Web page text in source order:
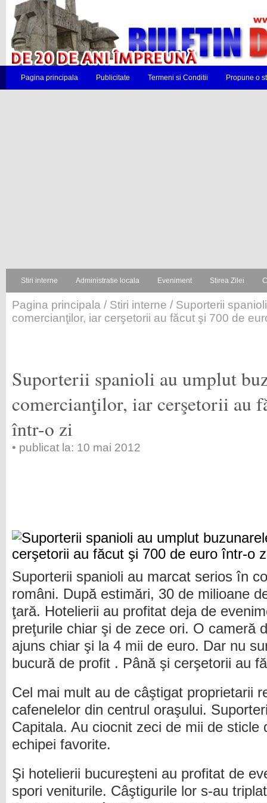
Pagina principala Publicitate Termeni si Conditii Propune o
Stiri interne Administratie locala Eveniment Stirea Zilei
Pagina principala / Stiri interne / Suporterii
comercianţilor, iar cerşetorii au făcut şi 700 de
Suporterii spanioli au umplut
comercianţilor, iar cerşetorii au
într-o zi
• publicat la: 10 mai 2012
Suporterii spanioli au marcat serios în
români. După estimări, 30 de milioane
ţară. Hotelierii au profitat deja de
preţurile chiar şi de zece ori. O cameră
ajuns chiar şi la 4 mii de euro. Dar nu
bucură de profit . Până şi cerşetorii au
Cel mai mult au de câştigat proprietarii
cafenelelor din centrul oraşului.
Capitala. Au ciocnit zeci de mii de sticle
echipei favorite.
Şi hotelierii bucureşteni au profitat de
spori veniturile. Câştigurile lor s-au